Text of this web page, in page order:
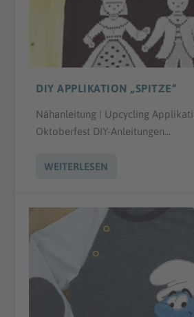
DIY APPLIKATION „SPITZE“
Nähanleitung | Upcycling
Oktoberfest DIY-Anleitungen...
WEITERLESEN